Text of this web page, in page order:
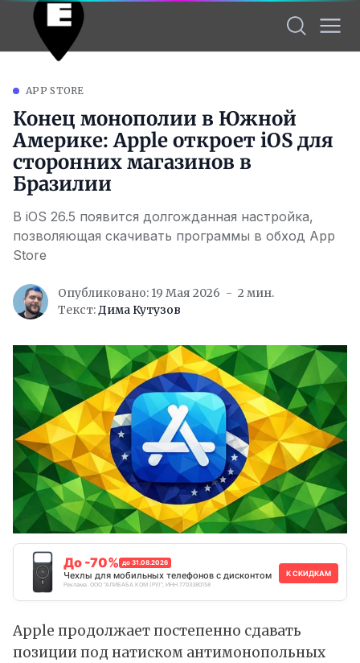
APP STORE
Конец монополии в Южной
Америке: Apple откроет iOS для
сторонних магазинов в
Бразилии
В iOS 26.5 появится долгожданная настройка,
позволяющая скачивать программы в обход App
Store
Опубликовано: 19 Мая 2026
2 мин.
Текст:Дима Кутузов
До -70% до 31.08.2026
Чехлы для мобильных телефонов с дисконтом
Реклама. ООО "АЛИБАБА.КОМ (РУ)", ИНН 7703380158
К СКИДКАМ
Apple продолжает постепенно сдавать
позиции под натиском антимонопольных